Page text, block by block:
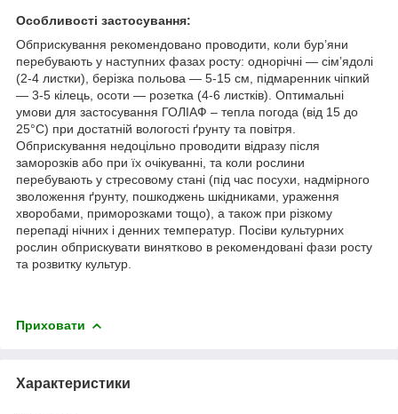
Особливостi застосування:
Обприскування рекомендовано проводити, коли бур’яни
перебувають у наступних фазах росту: однорічні — сім’ядолі
(2-4 листки), берізка польова — 5-15 см, підмаренник чіпкий
— 3-5 кілець, осоти — розетка (4-6 листків). Оптимальні
умови для застосування ГОЛІАФ – тепла погода (від 15 до
25°С) при достатній вологості ґрунту та повітря.
Обприскування недоцільно проводити відразу після
заморозків або при їх очікуванні, та коли рослини
перебувають у стресовому стані (під час посухи, надмірного
зволоження ґрунту, пошкоджень шкідниками, ураження
хворобами, приморозками тощо), а також при різкому
перепаді нічних і денних температур. Посіви культурних
рослин обприскувати винятково в рекомендовані фази росту
та розвитку культур.
Приховати
Характеристики